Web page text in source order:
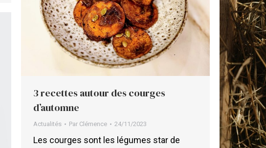
3 recettes autour des courges
d’automne
Actualités Par Clémence 24/11/2023
Les courges sont les légumes star de